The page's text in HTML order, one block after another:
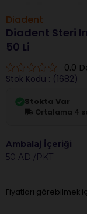
Diadent
Diadent Steri
50 Li
0.0
Stok Kodu (1682)
Stokta Var
Ortalama 4
Ambalaj İçeriği
50 AD./PKT
Fiyatları görebilmek